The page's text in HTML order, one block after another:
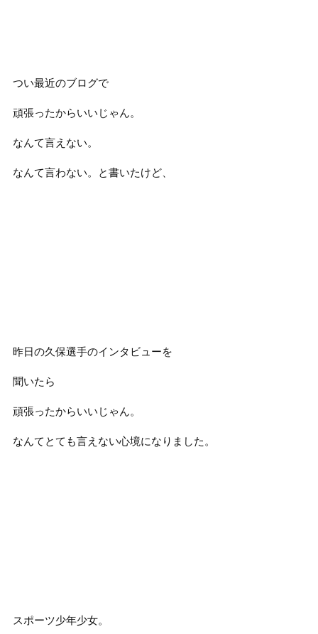
つい最近のブログで
頑張ったからいいじゃん。
なんて言えない。
なんて言わない。と書いたけど、
昨日の久保選手のインタビューを
聞いたら
頑張ったからいいじゃん。
なんてとても言えない心境になりました。
スポーツ少年少女。